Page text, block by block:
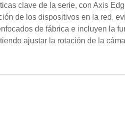
clave de la serie, con Axis
de los dispositivos en la red,
de fábrica e incluyen la
ajustar la rotación de la